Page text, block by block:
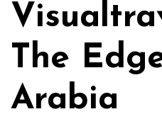
The
Arabia